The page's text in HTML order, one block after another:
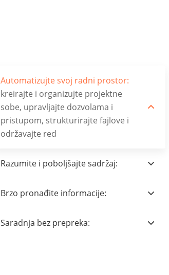
Automatizujte svoj radni prostor:
kreirajte i organizujte projektne
sobe, upravljajte dozvolama i
pristupom, strukturirajte fajlove i
održavajte red
Razumite i poboljšajte sadržaj:
Brzo pronađite informacije:
Saradnja bez prepreka: